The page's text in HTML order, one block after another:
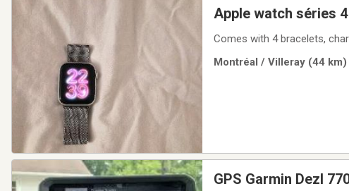
Apple watch séries 4
Comes with 4 bracelets,
Montréal / Villeray (44
GPS Garmin Dezl